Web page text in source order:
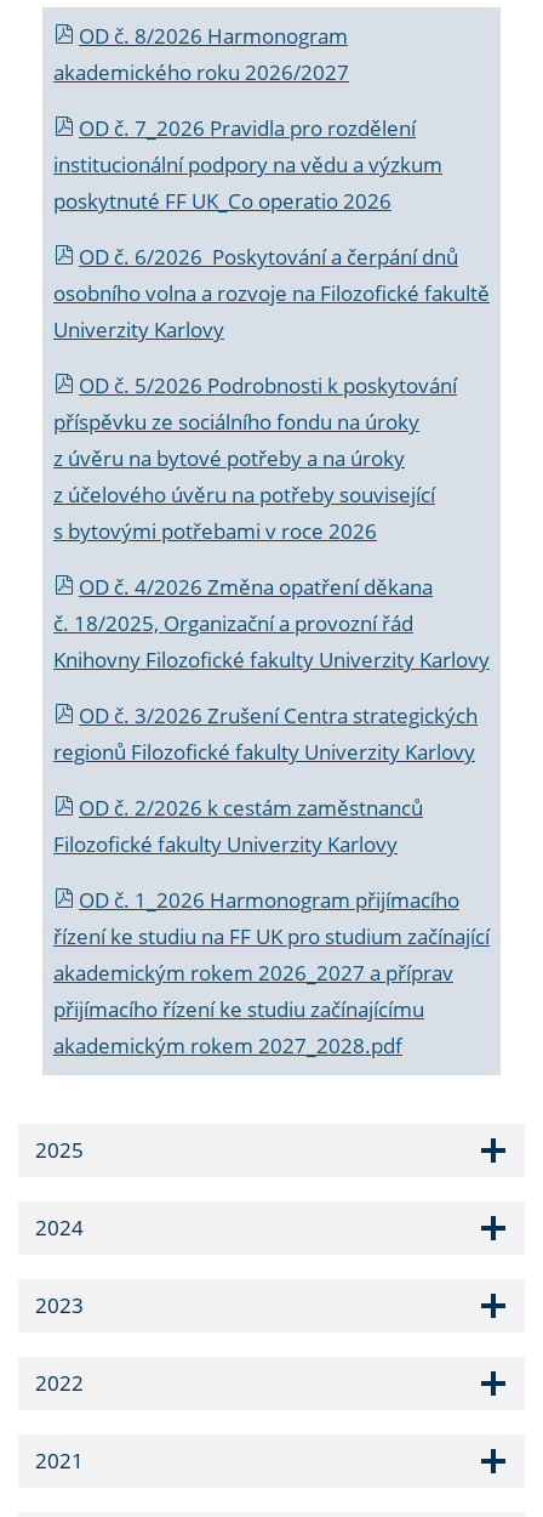
OD č. 8/2026 Harmonogram
akademického roku 2026/2027
OD č. 7_2026 Pravidla pro rozdělení
institucionální podpory na vědu a výzkum
poskytnuté FF UK_Co operatio 2026
OD č. 6/2026 Poskytování a čerpání dnů
osobního volna a rozvoje na Filozofické fakultě
Univerzity Karlovy
OD č. 5/2026 Podrobnosti k poskytování
příspěvku ze sociálního fondu na úroky
z úvěru na bytové potřeby a na úroky
z účelového úvěru na potřeby související
s bytovými potřebami v roce 2026
OD č. 4/2026 Změna opatření děkana
č. 18/2025, Organizační a provozní řád
Knihovny Filozofické fakulty Univerzity Karlovy
OD č. 3/2026 Zrušení Centra strategických
regionů Filozofické fakulty Univerzity Karlovy
OD č. 2/2026 k cestám zaměstnanců
Filozofické fakulty Univerzity Karlovy
OD č. 1_2026 Harmonogram přijímacího
řízení ke studiu na FF UK pro studium začínající
akademickým rokem 2026_2027 a příprav
přijímacího řízení ke studiu začínajícímu
akademickým rokem 2027_2028.pdf
2025
2024
2023
2022
2021